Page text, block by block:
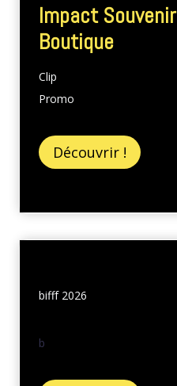
Impact Souvenir
Boutique
Clip
Promo
Découvrir !
bifff 2026
b